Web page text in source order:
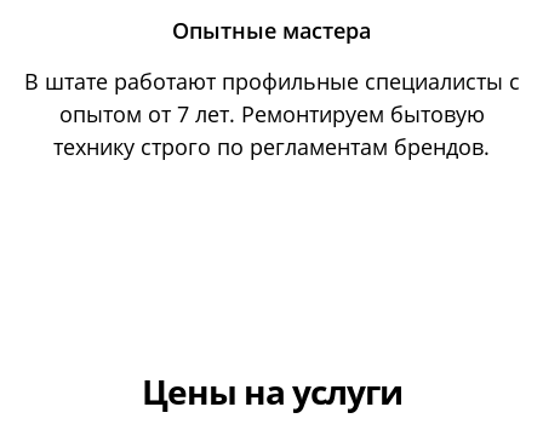
Опытные мастера
В штате работают профильные специалисты с
опытом от 7 лет. Ремонтируем бытовую
технику строго по регламентам брендов.
Цены на услуги